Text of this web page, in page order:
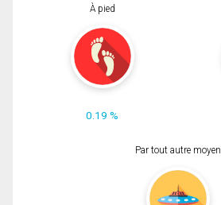
À pied
0.19 %
Par tout autre moyen